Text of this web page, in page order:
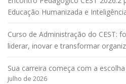
Educação Humanizada e
Curso de Administração do CEST:
liderar, inovar e transformar
Sua carreira começa com a
julho de 2026